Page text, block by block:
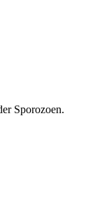
Sporozoen.